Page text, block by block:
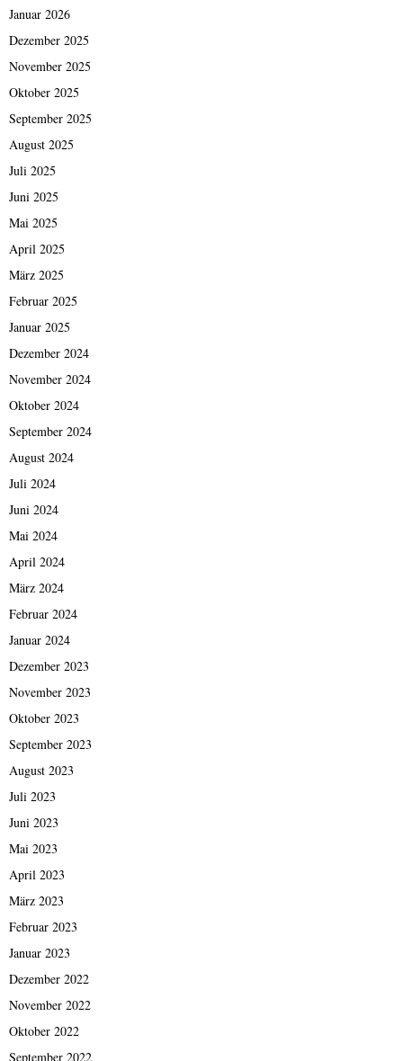
Januar 2026
Dezember 2025
November 2025
Oktober 2025
September 2025
August 2025
Juli 2025
Juni 2025
Mai 2025
April 2025
März 2025
Februar 2025
Januar 2025
Dezember 2024
November 2024
Oktober 2024
September 2024
August 2024
Juli 2024
Juni 2024
Mai 2024
April 2024
März 2024
Februar 2024
Januar 2024
Dezember 2023
November 2023
Oktober 2023
September 2023
August 2023
Juli 2023
Juni 2023
Mai 2023
April 2023
März 2023
Februar 2023
Januar 2023
Dezember 2022
November 2022
Oktober 2022
September 2022